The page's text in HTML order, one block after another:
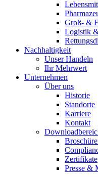
Groß- &
Logistik
Nachhaltigkeit
Unser Handeln
Ihr Mehrwert
Unternehmen
Über uns
Historie
Standorte
Karriere
Kontakt
Zertifikate
Presse &